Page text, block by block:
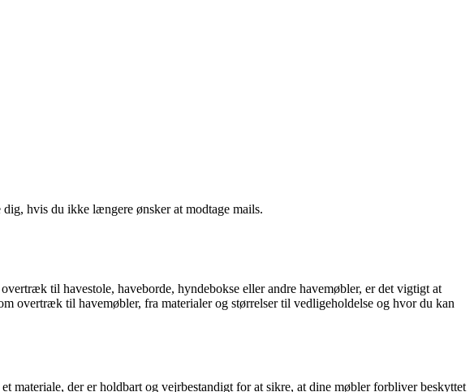
hvis du ikke længere ønsker at modtage mails.
til havestole, haveborde, hyndebokse eller andre havemøbler, er det vigtigt at
overtræk til havemøbler, fra materialer og størrelser til vedligeholdelse og hvor du kan
der er holdbart og vejrbestandigt for at sikre, at dine møbler forbliver beskyttet